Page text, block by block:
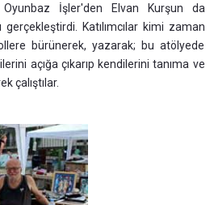
Oyunbaz İşler'den Elvan Kurşun da
gerçekleştirdi. Katılımcılar kimi zaman
bürünerek, yazarak; bu atölyede
açığa çıkarıp kendilerini tanıma ve
çalıştılar.